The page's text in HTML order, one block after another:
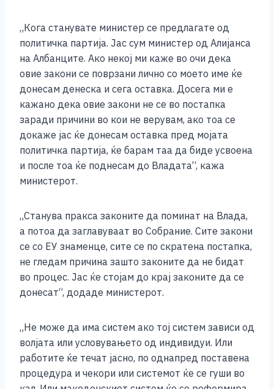
„Кога станувате министер се предлагате од
политичка партија. Јас сум министер од Алијанса
на Албанците. Ако некој ми каже во очи дека
овие закони се поврзани лично со моето име ќе
донесам денеска и сега оставка. Досега ми е
кажано дека овие закони не се во постапка
заради причини во кои не верувам, ако тоа се
докаже јас ќе донесам оставка пред мојата
политичка партија, ќе барам таа да биде усвоена
и после тоа ќе поднесам до Владата“, кажа
министерот.
„Станува пракса законите да поминат на Влада,
а потоа да заглавуваат во Собрание. Сите закони
се со ЕУ знаменце, сите се по скратена постапка,
не гледам причина зашто законите да не бидат
во процес. Јас ќе стојам до крај законите да се
донесат“, додаде министерот.
„Не може да има систем ако тој систем зависи од
волјата или условувањето од индивидуи. Или
работите ќе течат јасно, по однапред поставена
процедура и чекори или системот ќе се гуши во